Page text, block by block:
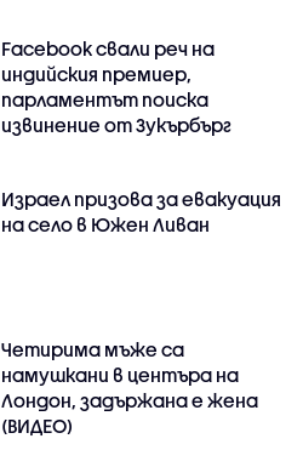
Facebook свали реч на
индийския премиер,
парламентът поиска
извинение от Зукърбърг
Израел призова за евакуация
на село в Южен Ливан
Четирима мъже са
намушкани в центъра на
Лондон, задържана е жена
(ВИДЕО)